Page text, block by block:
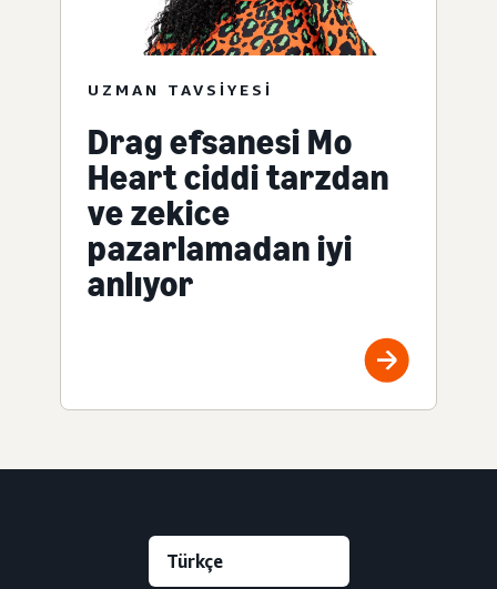
UZMAN TAVSIYESI
Drag efsanesi Mo
Heart ciddi tarzdan
ve zekice
pazarlamadan iyi
anlıyor